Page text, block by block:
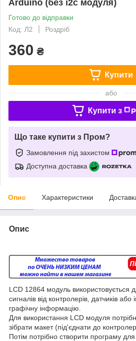
Arduino (без i2c модуля)
Готово до відправки
Код: Л2
Роздріб
360 ₴
Купити
або
Купити з
Що таке купити з Пром?
Замовлення під захистом
Доступна доставка
Опис Характеристики
Опис
LCD 12864 модуль використовується
сигналів від контролерів, датчиків
графічну інформацію.
Для використання LCD модуля
зібрати макет (під'єднати до
Потім потрібно створити програму